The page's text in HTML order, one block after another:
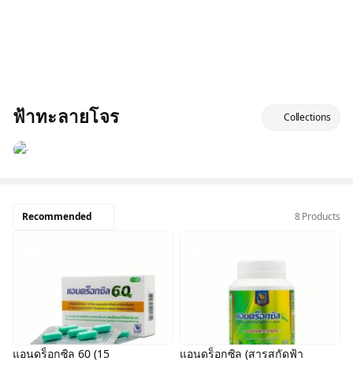
ฟ้าทะลายโจร Collections
Recommended
8 Products
แอนดร็อกซิล 60 (15
แอนดร็อกซิล (สารสกัดฟ้า